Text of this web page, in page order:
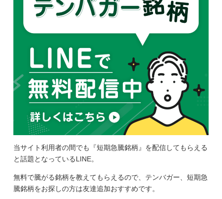
当サイト利用者の間でも『短期急騰銘柄』を配信してもらえる
と話題となっているLINE。
無料で騰がる銘柄を教えてもらえるので、テンバガー、短期急
騰銘柄をお探しの方は友達追加おすすめです。